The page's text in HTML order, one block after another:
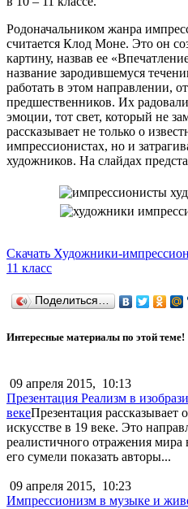
Родоначальником жанра
считается Клод Моне. Это он
картину, назвав ее
название зародившемуся
работать в этом направлении,
предшественников. Их
эмоции, тот свет, который не
рассказывает не только о
импрессионистах, но и
художников. На слайдах
Скачать Художники-
11 класс
Поделиться…
Интересные материалы по этой теме!
09 апреля 2015, 10:13
Презентация Реализм в
векеПрезентация рассказывает
искусстве в 19 веке. Это
реалистичного отражения
его сумели показать авторы...
09 апреля 2015, 10:23
Импрессионизм в музыке и